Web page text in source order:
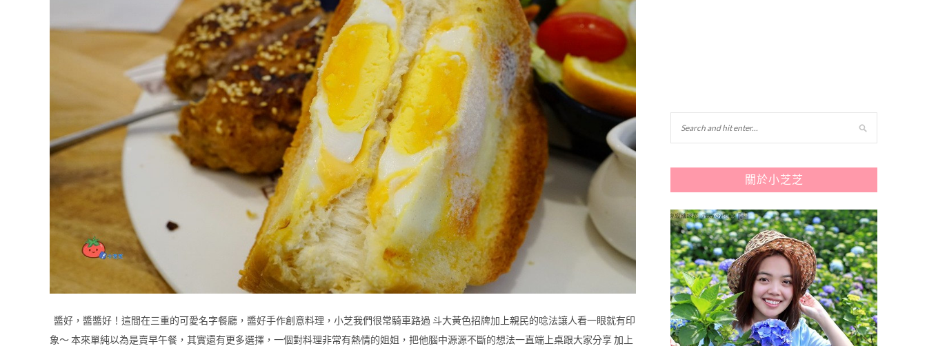
醬好，醬醬好！這間在三重的可愛名字餐廳，醬好手作創意料理，小芝我們很常騎車路過 斗大黃色招牌加上親民的唸法讓人看一眼就有印
象～ 本來單純以為是賣早午餐，其實還有更多選擇，一個對料理非常有熱情的姐姐，把他腦中源源不斷的想法一直端上桌跟大家分享 加上
關於小芝芝